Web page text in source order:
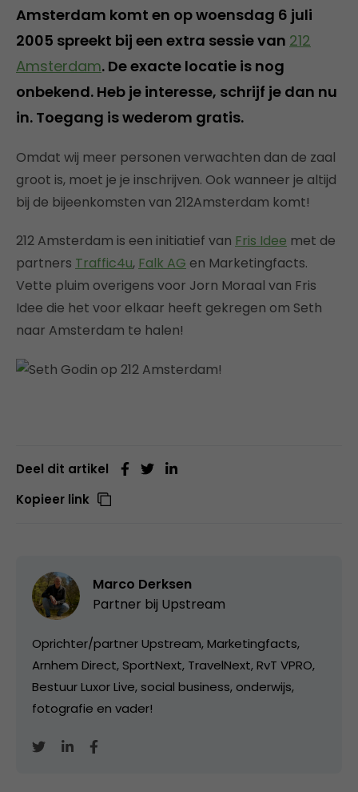
Amsterdam komt en op woensdag 6 juli
2005 spreekt bij een extra sessie van 212
Amsterdam. De exacte locatie is nog
onbekend. Heb je interesse, schrijf je dan nu
in. Toegang is wederom gratis.
Omdat wij meer personen verwachten dan de zaal
groot is, moet je je inschrijven. Ook wanneer je altijd
bij de bijeenkomsten van 212Amsterdam komt!
212 Amsterdam is een initiatief van Fris Idee met de
partners Traffic4u, Falk AG en Marketingfacts.
Vette pluim overigens voor Jorn Moraal van Fris
Idee die het voor elkaar heeft gekregen om Seth
naar Amsterdam te halen!
Deel dit artikel
Kopieer link
Marco Derksen
Partner bij Upstream
Oprichter/partner Upstream, Marketingfacts,
Arnhem Direct, SportNext, TravelNext, RvT VPRO,
Bestuur Luxor Live, social business, onderwijs,
fotografie en vader!